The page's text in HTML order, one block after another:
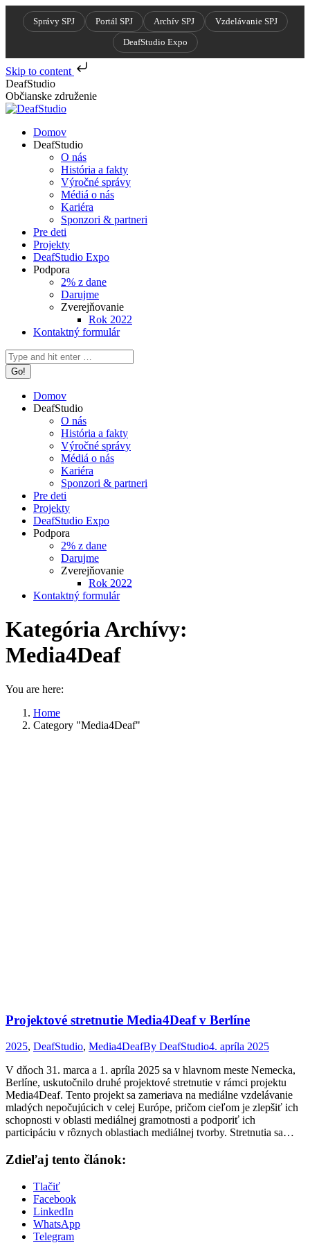
Správy SPJ Portál SPJ Archív SPJ
Vzdelávanie SPJ
DeafStudio Expo
Skip to content
Skip
to
content
DeafStudio
Občianske združenie
Domov
DeafStudio
O nás
História a fakty
Výročné správy
Médiá o nás
Kariéra
Sponzori & partneri
Pre deti
Projekty
DeafStudio Expo
Podpora
2% z dane
Darujme
Zverejňovanie
Rok 2022
Kontaktný formulár
Search:
Domov
DeafStudio
O nás
História a fakty
Výročné správy
Médiá o nás
Kariéra
Sponzori & partneri
Pre deti
Projekty
DeafStudio Expo
Podpora
2% z dane
Darujme
Zverejňovanie
Rok 2022
Kontaktný formulár
Kategória Archívy:
Media4Deaf
You are here:
Home
Category "Media4Deaf"
Projektové stretnutie Media4Deaf v Berlíne
2025, DeafStudio, Media4DeafBy DeafStudio4. apríla 2025
V dňoch 31. marca a 1. apríla 2025 sa v hlavnom meste Nemecka,
Berlíne, uskutočnilo druhé projektové stretnutie v rámci projektu
Media4Deaf. Tento projekt sa zameriava na mediálne vzdelávanie
mladých nepočujúcich v celej Európe, pričom cieľom je zlepšiť ich
schopnosti v oblasti mediálnej gramotnosti a podporiť ich
participáciu v rôznych oblastiach mediálnej tvorby. Stretnutia sa…
Zdieľaj tento článok:
Tlačiť
Facebook
LinkedIn
WhatsApp
Telegram